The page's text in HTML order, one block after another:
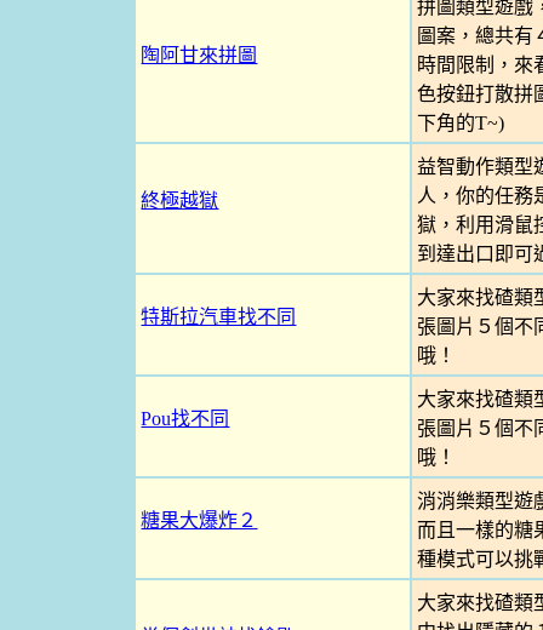
陶阿甘來拼圖
拼圖類型遊戲
圖案，總共有
時間限制，來
色按鈕打散拼
下角的T~)
終極越獄
益智動作類型
人，你的任務
獄，利用滑鼠
到達出口即可
特斯拉汽車找不同
大家來找碴類
張圖片５個不
哦！
Pou找不同
大家來找碴類
張圖片５個不
哦！
糖果大爆炸２
消消樂類型遊
而且一樣的糖
種模式可以挑
大家來找碴類